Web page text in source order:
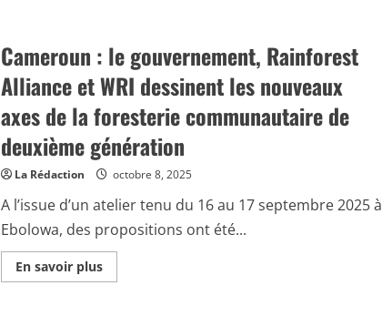
f
o
r
e
t
A
l
l
i
a
c
a
c
o
m
i
r
p
l
u
s
s
u
r
C
a
e
r
o
n
:
Cameroun : le gouvernement, Rainforest
Alliance et WRI dessinent les nouveaux
axes de la foresterie communautaire de
deuxième génération
La Rédaction octobre 8, 2025
A l’issue d’un atelier tenu du 16 au 17 septembre 2025 à
Ebolowa, des propositions ont été...
En savoir plusE
n